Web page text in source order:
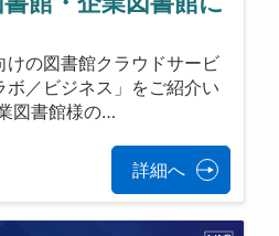
けの図書館クラウドサービ
ボ／ビジネス」をご紹介い
図書館様の…
詳細へ